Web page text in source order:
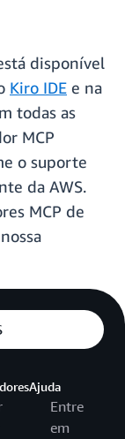
disponível
Kiro IDE e na
todas as
MCP
o suporte
da AWS.
MCP de
Ajuda
Entre
em